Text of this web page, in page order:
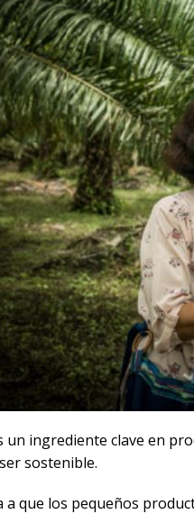
un ingrediente clave en
sostenible.
a que los pequeños